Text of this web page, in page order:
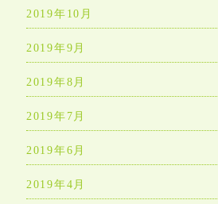
2019年10月
2019年9月
2019年8月
2019年7月
2019年6月
2019年4月